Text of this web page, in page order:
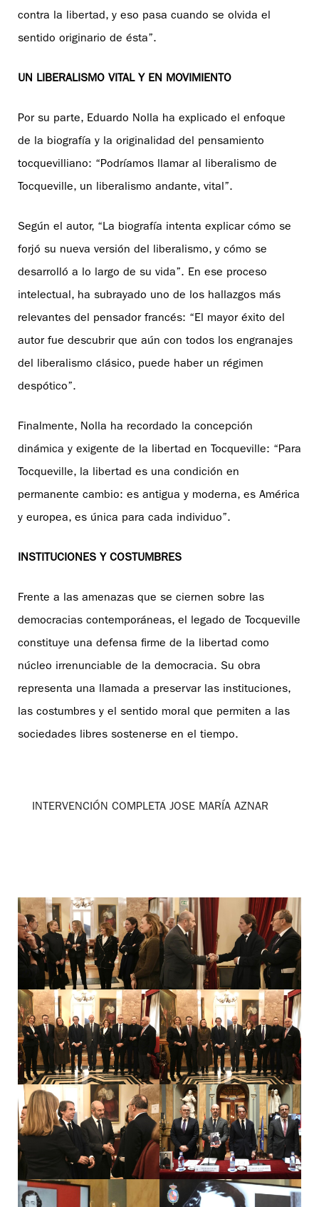
contra la libertad, y eso pasa cuando se olvida el
sentido originario de ésta”.
UN LIBERALISMO VITAL Y EN MOVIMIENTO
Por su parte, Eduardo Nolla ha explicado el enfoque
de la biografía y la originalidad del pensamiento
tocquevilliano: “Podríamos llamar al liberalismo de
Tocqueville, un liberalismo andante, vital”.
Según el autor, “La biografía intenta explicar cómo se
forjó su nueva versión del liberalismo, y cómo se
desarrolló a lo largo de su vida”. En ese proceso
intelectual, ha subrayado uno de los hallazgos más
relevantes del pensador francés: “El mayor éxito del
autor fue descubrir que aún con todos los engranajes
del liberalismo clásico, puede haber un régimen
despótico”.
Finalmente, Nolla ha recordado la concepción
dinámica y exigente de la libertad en Tocqueville: “Para
Tocqueville, la libertad es una condición en
permanente cambio: es antigua y moderna, es América
y europea, es única para cada individuo”.
INSTITUCIONES Y COSTUMBRES
Frente a las amenazas que se ciernen sobre las
democracias contemporáneas, el legado de Tocqueville
constituye una defensa firme de la libertad como
núcleo irrenunciable de la democracia. Su obra
representa una llamada a preservar las instituciones,
las costumbres y el sentido moral que permiten a las
sociedades libres sostenerse en el tiempo.
INTERVENCIÓN COMPLETA JOSE MARÍA AZNAR